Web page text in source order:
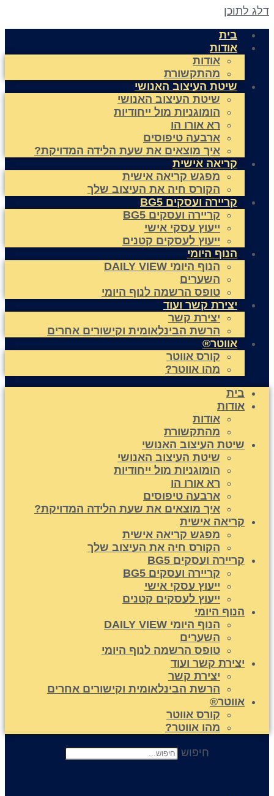
לתוכן
בית
אודות
אודות
מהתקשורת
שיטת העיצוב האנושי
שיטת העיצוב האנושי
הומוגניות מול ייחודיות
רא אורו הו
ארבעה טיפוסים
איך מוצאים את שעת הלידה המדויקת?
קריאה אישית
מפגש קריאה אישית
הקורס חיה את העיצוב שלך
קריירה ועסקים BG5
קריירה ועסקים BG5
ייעוץ עסקי אישי
ייעוץ לעסקים קטנים
הנוף היומי
הנוף היומי DAILY VIEW
השערים
טופס הרשמה לנוף היומי
יצירת קשר ועוד
יצירת קשר
הרשת הבינלאומית וקישורים אחרים
אווטר®
קורס אווטר
מהו אווטר?
בית
אודות
אודות
מהתקשורת
שיטת העיצוב האנושי
שיטת העיצוב האנושי
הומוגניות מול ייחודיות
רא אורו הו
ארבעה טיפוסים
איך מוצאים את שעת הלידה המדויקת?
קריאה אישית
מפגש קריאה אישית
הקורס חיה את העיצוב שלך
קריירה ועסקים BG5
קריירה ועסקים BG5
ייעוץ עסקי אישי
ייעוץ לעסקים קטנים
הנוף היומי
הנוף היומי DAILY VIEW
השערים
טופס הרשמה לנוף היומי
יצירת קשר ועוד
יצירת קשר
הרשת הבינלאומית וקישורים אחרים
אווטר®
קורס אווטר
מהו אווטר?
חיפוש